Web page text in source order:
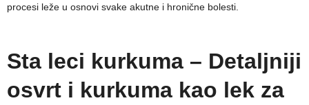
procesi leže u osnovi svake akutne i hronične bolesti.
Sta leci kurkuma – Detaljniji
osvrt i kurkuma kao lek za